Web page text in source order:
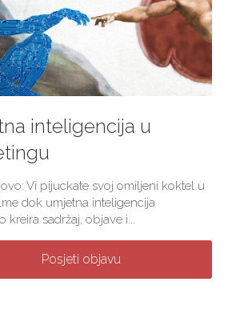
inteligencija u
Vi pijuckate svoj omiljeni koktel u
dok umjetna inteligencija
kreira sadržaj, objave i...
Posjeti objavu